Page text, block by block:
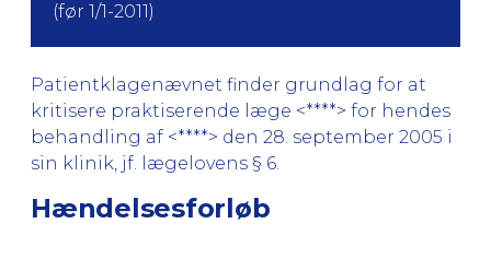
(før 1/1-2011)
Patientklagenævnet finder grundlag for at
kritisere praktiserende læge <****> for hendes
behandling af <****> den 28. september 2005 i
sin klinik, jf. lægelovens § 6.
Hændelsesforløb